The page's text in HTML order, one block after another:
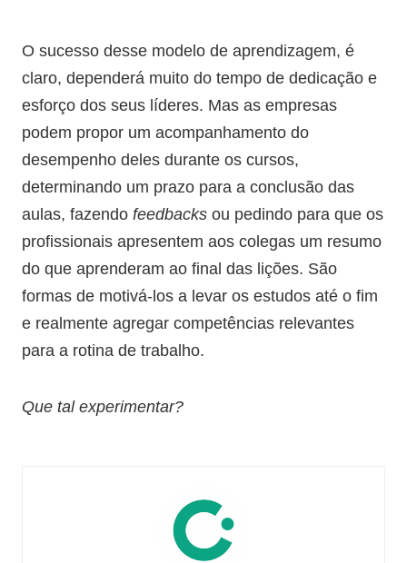
O sucesso desse modelo de aprendizagem, é
claro, dependerá muito do tempo de dedicação e
esforço dos seus líderes. Mas as empresas
podem propor um acompanhamento do
desempenho deles durante os cursos,
determinando um prazo para a conclusão das
aulas, fazendo feedbacks ou pedindo para que os
profissionais apresentem aos colegas um resumo
do que aprenderam ao final das lições. São
formas de motivá-los a levar os estudos até o fim
e realmente agregar competências relevantes
para a rotina de trabalho.
Que tal experimentar?